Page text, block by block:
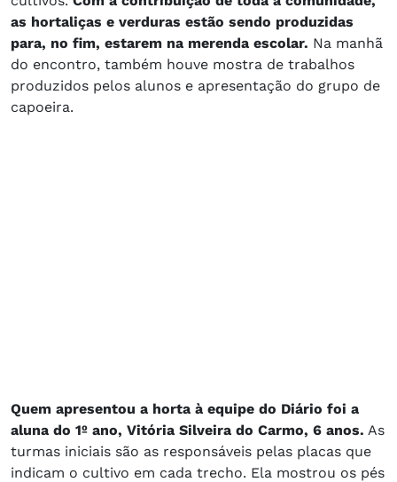
as hortaliças e verduras estão sendo produzidas
para, no fim, estarem na merenda escolar. Na manhã
do encontro, também houve mostra de trabalhos
produzidos pelos alunos e apresentação do grupo de
capoeira.
Quem apresentou a horta à equipe do Diário foi a
aluna do 1º ano, Vitória Silveira do Carmo, 6 anos. As
turmas iniciais são as responsáveis pelas placas que
indicam o cultivo em cada trecho. Ela mostrou os pés